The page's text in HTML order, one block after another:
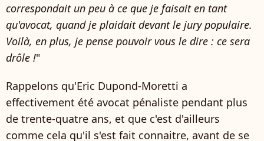
correspondait un peu à ce que je faisait en tant
qu'avocat, quand je plaidait devant le jury populaire.
Voilà, en plus, je pense pouvoir vous le dire : ce sera
drôle !"
Rappelons qu'Eric Dupond-Moretti a
effectivement été avocat pénaliste pendant plus
de trente-quatre ans, et que c'est d'ailleurs
comme cela qu'il s'est fait connaitre, avant de se